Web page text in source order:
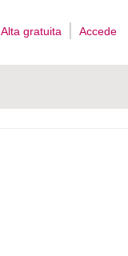
Alta gratuita Accede